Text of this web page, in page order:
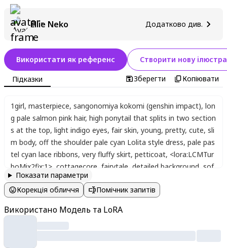
Ellie Neko Додатково див.
Використати як референс Створити нову
Підказки Зберегти Копіювати
1girl, masterpiece, sangonomiya kokomi (genshin impact), lon
g pale salmon pink hair, high ponytail that splits in two section
s at the top, light indigo eyes, fair skin, young, pretty, cute, sli
m body, off the shoulder pale cyan Lolita style dress, pale pas
tel cyan lace ribbons, very fluffy skirt, petticoat, <lora:LCMTur
boMix2fix:1> cottagecore fairytale detailed background sof
t lighting, happy twinkle style
Показати параметри
Корекція обличчя
Помічник запитів
Використано Модель та LoRA